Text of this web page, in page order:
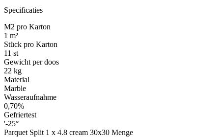
Specificaties
M2 pro Karton
1 m²
Stück pro Karton
11 st
Gewicht per doos
22 kg
Material
Marble
Wasseraufnahme
0,70%
Gefriertest
'-25°
Parquet Split 1 x 4.8 cream 30x30 Menge